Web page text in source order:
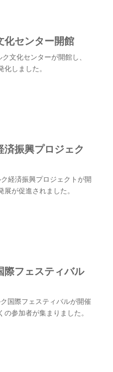
化センター開館
文化センターが開館し、
しました。
済振興プロジェク
経済振興プロジェクトが開
が促進されました。
際フェスティバル
国際フェスティバルが開催
の参加者が集まりました。